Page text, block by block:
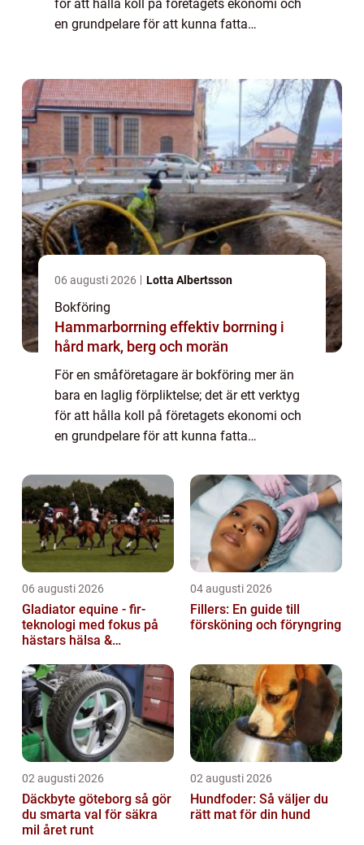
för att hålla koll på företagets ekonomi och
en grundpelare för att kunna fatta
06 augusti 2026 Lotta Albertsson
Bokföring
Hammarborrning effektiv borrning i
hård mark, berg och morän
För en småföretagare är bokföring mer än
bara en laglig förpliktelse; det är ett verktyg
för att hålla koll på företagets ekonomi och
en grundpelare för att kunna fatta
06 augusti 2026
Gladiator equine - fir-
teknologi med fokus på
hästars hälsa &
04 augusti 2026
Fillers: En guide till
försköning och föryngring
02 augusti 2026
Däckbyte göteborg så gör
du smarta val för säkra
mil året runt
02 augusti 2026
Hundfoder: Så väljer du
rätt mat för din hund